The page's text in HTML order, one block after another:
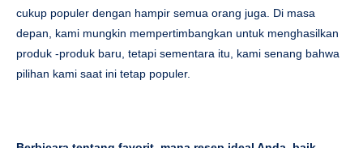
cukup populer dengan hampir semua orang juga. Di masa
depan, kami mungkin mempertimbangkan untuk menghasilkan
produk -produk baru, tetapi sementara itu, kami senang bahwa
pilihan kami saat ini tetap populer.